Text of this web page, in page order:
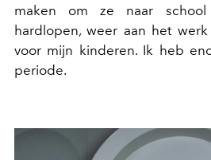
maken om ze naar
hardlopen, weer aan het
voor mijn kinderen. Ik heb
periode.